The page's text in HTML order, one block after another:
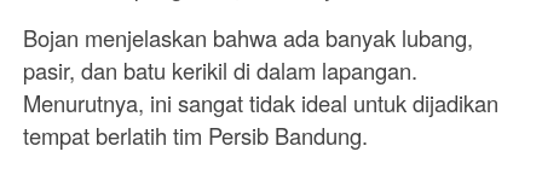
Bojan menjelaskan bahwa ada banyak lubang,
pasir, dan batu kerikil di dalam lapangan.
Menurutnya, ini sangat tidak ideal untuk dijadikan
tempat berlatih tim Persib Bandung.